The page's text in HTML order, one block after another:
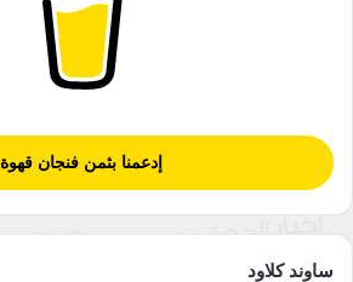
إدعمنا بثمن فنجان قهوة
ساوند كلاود